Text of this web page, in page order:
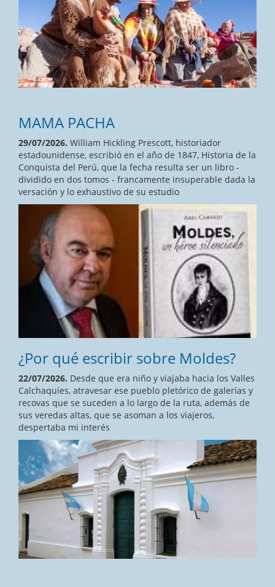
MAMA PACHA
29/07/2026. William Hickling Prescott, historiador
estadounidense, escribió en el año de 1847, Historia de la
Conquista del Perú, que la fecha resulta ser un libro -
dividido en dos tomos - francamente insuperable dada la
versación y lo exhaustivo de su estudio
¿Por qué escribir sobre Moldes?
22/07/2026. Desde que era niño y viajaba hacia los Valles
Calchaquíes, atravesar ese pueblo pletórico de galerías y
recovas que se suceden a lo largo de la ruta, además de
sus veredas altas, que se asoman a los viajeros,
despertaba mi interés